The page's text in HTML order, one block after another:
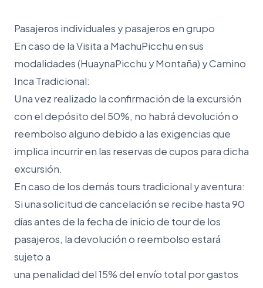
Pasajeros individuales y pasajeros en grupo
En caso de la Visita a MachuPicchu en sus
modalidades (HuaynaPicchu y Montaña) y Camino
Inca Tradicional:
Una vez realizado la confirmación de la excursión
con el depósito del 50%, no habrá devolución o
reembolso alguno debido a las exigencias que
implica incurrir en las reservas de cupos para dicha
excursión.
En caso de los demás tours tradicional y aventura:
Si una solicitud de cancelación se recibe hasta 90
días antes de la fecha de inicio de tour de los
pasajeros, la devolución o reembolso estará
sujeto a
una penalidad del 15% del envío total por gastos